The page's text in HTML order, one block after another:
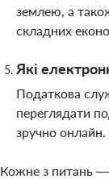
землею, а
складних
Які
Податкова
переглядати
зручно онлайн.
Кожне з питань —